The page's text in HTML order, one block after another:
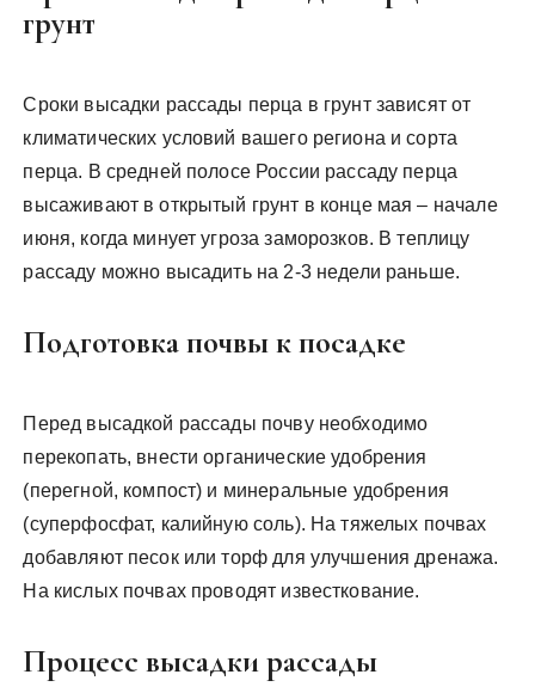
грунт
Сроки высадки рассады перца в грунт зависят от
климатических условий вашего региона и сорта
перца. В средней полосе России рассаду перца
высаживают в открытый грунт в конце мая – начале
июня, когда минует угроза заморозков. В теплицу
рассаду можно высадить на 2-3 недели раньше.
Подготовка почвы к посадке
Перед высадкой рассады почву необходимо
перекопать, внести органические удобрения
(перегной, компост) и минеральные удобрения
(суперфосфат, калийную соль). На тяжелых почвах
добавляют песок или торф для улучшения дренажа.
На кислых почвах проводят известкование.
Процесс высадки рассады